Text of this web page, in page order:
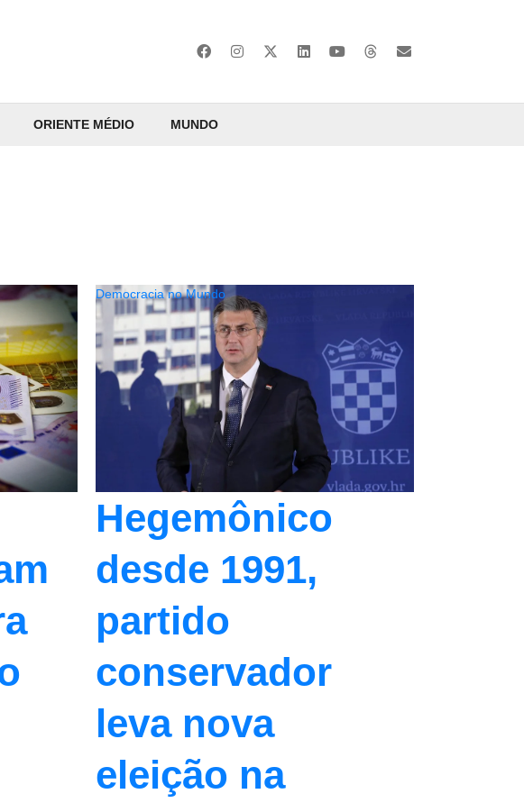
ORIENTE MÉDIO MUNDO
Hegemônico
desde 1991,
partido
conservador
leva nova
eleição na
Democracia no Mundo